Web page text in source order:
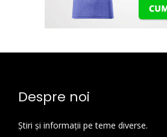
Despre noi
Știri și informații pe teme diverse.